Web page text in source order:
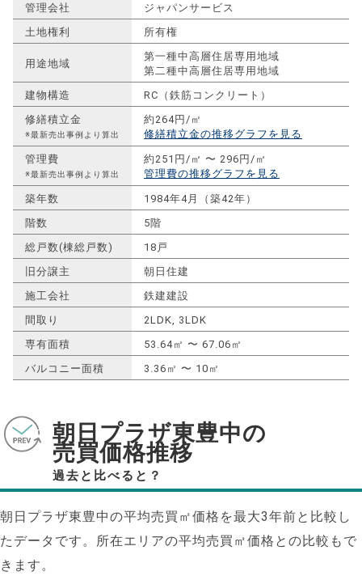
管理会社
ジャパンサービス
土地権利
所有権
用途地域
第一種中高層住居専用地域
第二種中高層住居専用地域
建物構造
RC（鉄筋コンクリート）
修繕積立金
※最新売出事例より算出
約264円/㎡
修繕積立金の推移グラフを見る
管理費
※最新売出事例より算出
約251円/㎡ 〜 296円/㎡
管理費の推移グラフを見る
築年数
1984年4月（築42年）
階数
5階
総戸数(棟総戸数)
18戸
旧分譲主
朝日住建
施工会社
鉄建建設
間取り
2LDK, 3LDK
専有面積
53.64㎡ 〜 67.06㎡
バルコニー面積
3.36㎡ 〜 10㎡
朝日プラザ東豊中の
売買価格推移
過去と比べると？
朝日プラザ東豊中の平均売買㎡価格を最大3年前と比較し
たデータです。所在エリアの平均売買㎡価格との比較もで
きます。